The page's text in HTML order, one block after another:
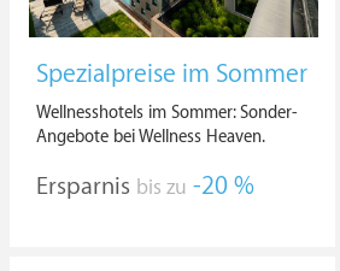
Spezialpreise im Sommer
Wellnesshotels im Sommer: Sonder-
Angebote bei Wellness Heaven.
Ersparnis bis zu -20 %